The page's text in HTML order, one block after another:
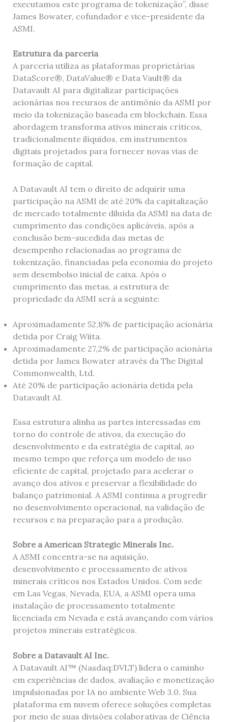
executamos este programa de tokenização”, disse
James Bowater, cofundador e vice-presidente da
ASMI.
Estrutura da parceria
A parceria utiliza as plataformas proprietárias
DataScore®, DataValue® e Data Vault® da
Datavault AI para digitalizar participações
acionárias nos recursos de antimônio da ASMI por
meio da tokenização baseada em blockchain. Essa
abordagem transforma ativos minerais críticos,
tradicionalmente ilíquidos, em instrumentos
digitais projetados para fornecer novas vias de
formação de capital.
A Datavault AI tem o direito de adquirir uma
participação na ASMI de até 20% da capitalização
de mercado totalmente diluída da ASMI na data de
cumprimento das condições aplicáveis, após a
conclusão bem-sucedida das metas de
desempenho relacionadas ao programa de
tokenização, financiadas pela economia do projeto
sem desembolso inicial de caixa. Após o
cumprimento das metas, a estrutura de
propriedade da ASMI será a seguinte:
Aproximadamente 52,8% de participação acionária
detida por Craig Wiita.
Aproximadamente 27,2% de participação acionária
detida por James Bowater através da The Digital
Commonwealth, Ltd.
Até 20% de participação acionária detida pela
Datavault AI.
Essa estrutura alinha as partes interessadas em
torno do controle de ativos, da execução do
desenvolvimento e da estratégia de capital, ao
mesmo tempo que reforça um modelo de uso
eficiente de capital, projetado para acelerar o
avanço dos ativos e preservar a flexibilidade do
balanço patrimonial. A ASMI continua a progredir
no desenvolvimento operacional, na validação de
recursos e na preparação para a produção.
Sobre a American Strategic Minerals Inc.
A ASMI concentra-se na aquisição,
desenvolvimento e processamento de ativos
minerais críticos nos Estados Unidos. Com sede
em Las Vegas, Nevada, EUA, a ASMI opera uma
instalação de processamento totalmente
licenciada em Nevada e está avançando com vários
projetos minerais estratégicos.
Sobre a Datavault AI Inc.
A Datavault AI™ (Nasdaq:DVLT) lidera o caminho
em experiências de dados, avaliação e monetização
impulsionadas por IA no ambiente Web 3.0. Sua
plataforma em nuvem oferece soluções completas
por meio de suas divisões colaborativas de Ciência